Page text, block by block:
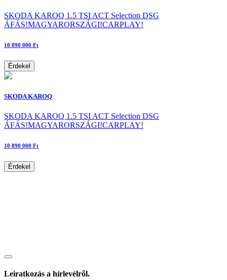
SKODA KAROQ 1.5 TSI ACT Selection DSG
ÁFÁS!MAGYARORSZÁGI!CARPLAY!
10 890 000 Ft
Érdekel
SKODA KAROQ
SKODA KAROQ 1.5 TSI ACT Selection DSG
ÁFÁS!MAGYARORSZÁGI!CARPLAY!
10 890 000 Ft
Érdekel
Leiratkozás a hírlevélről.